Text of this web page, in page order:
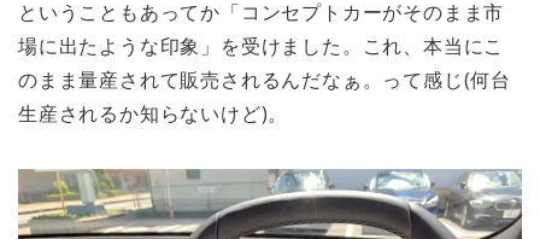
ということもあってか「コンセプトカーがそのまま市
場に出たような印象」を受けました。これ、本当にこ
のまま量産されて販売されるんだなぁ。って感じ(何台
生産されるか知らないけど)。